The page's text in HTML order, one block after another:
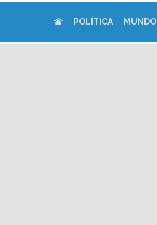
POLÍTICA MUNDO